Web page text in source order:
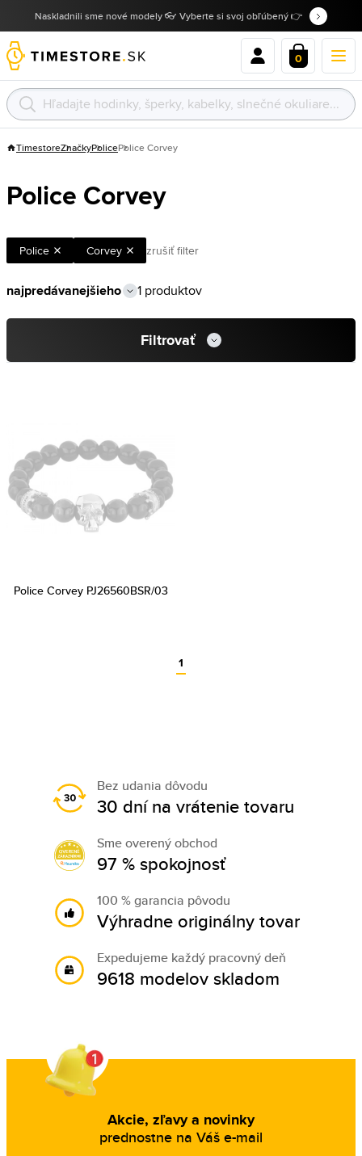
Naskladnili sme nové modely 👓 Vyberte si svoj obľúbený 👉
0
TimestoreZnačkyPolicePolice Corvey
Police Corvey
Police Corvey zrušiť filter
1 produktov
Filtrovať
Police Corvey PJ26560BSR/03
1
Bez udania dôvodu
30 dní na vrátenie tovaru
Sme overený obchod
97 % spokojnosť
100 % garancia pôvodu
Výhradne originálny tovar
Expedujeme každý pracovný deň
9618 modelov skladom
Akcie, zľavy a novinky
prednostne na Váš e-mail